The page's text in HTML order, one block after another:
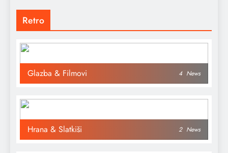
Retro
Glazba & Filmovi 4 News
Hrana & Slatkiši 2 News